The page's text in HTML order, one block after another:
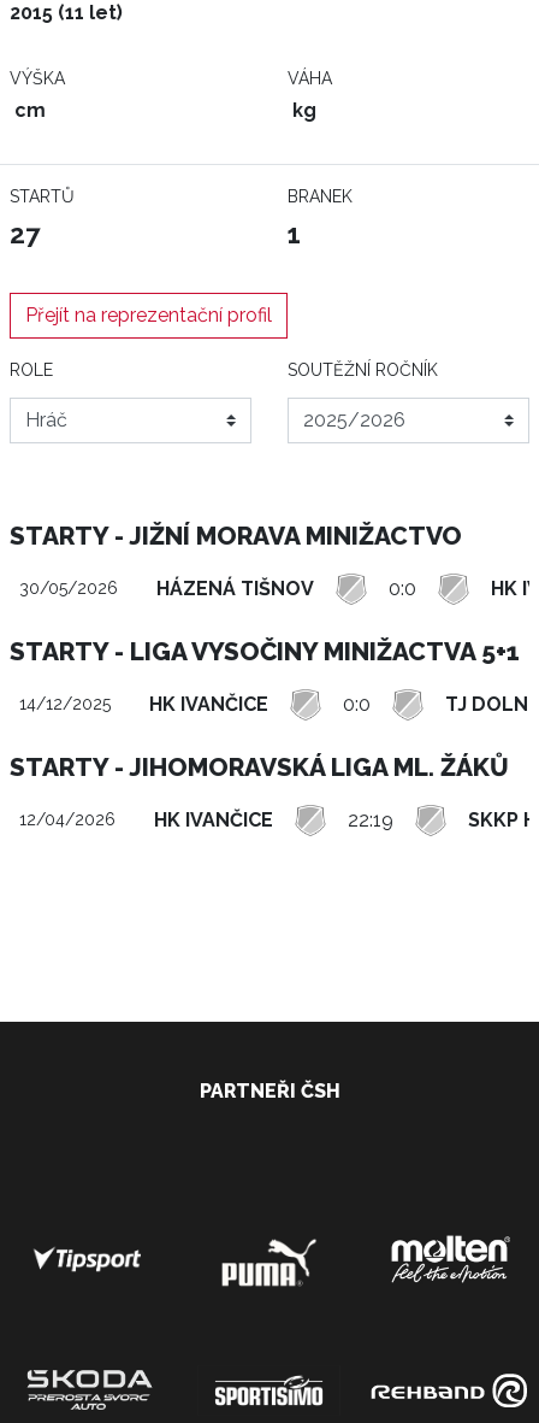
2015 (11 let)
VÝŠKA
cm
VÁHA
kg
STARTŮ
27
BRANEK
1
Přejít na reprezentační profil
ROLE SOUTĚŽNÍ ROČNÍK
STARTY - JIŽNÍ MORAVA MINIŽACTVO
30/05/2026 HÁZENÁ TIŠNOV 0:0 HK
STARTY - LIGA VYSOČINY MINIŽACTVA 5+1
14/12/2025 HK IVANČICE 0:0 TJ DOLNÍ
STARTY - JIHOMORAVSKÁ LIGA ML. ŽÁKŮ
12/04/2026 HK IVANČICE 22:19 SKKP
PARTNEŘI ČSH